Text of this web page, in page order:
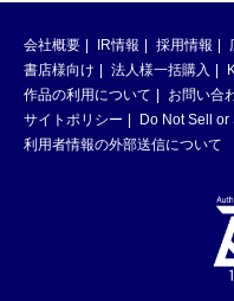
会社概要 IR情報 採用情報
書店様向け
法人様一括購入
作品の利用について
お問い合
サイトポリシー
Do Not Sell
利用者情報の外部送信について